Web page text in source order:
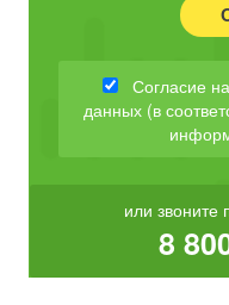
Согласие на
данных (в
или звоните
8